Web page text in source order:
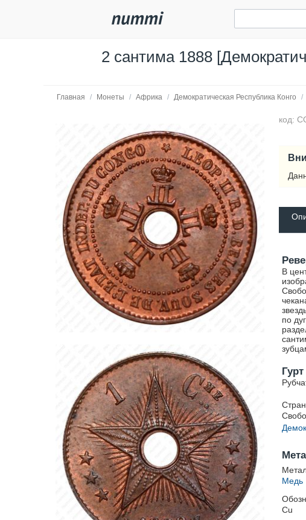
2 сантима 1888
Главная / Монеты / Африка / Демократическая Республика Конго /
код:
В
по
Гурт
Медь
Cu